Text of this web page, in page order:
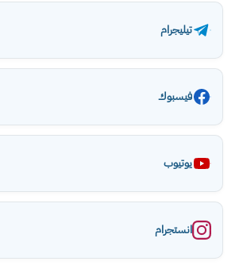
تيليجرام
فيسبوك
يوتيوب
انستجرام